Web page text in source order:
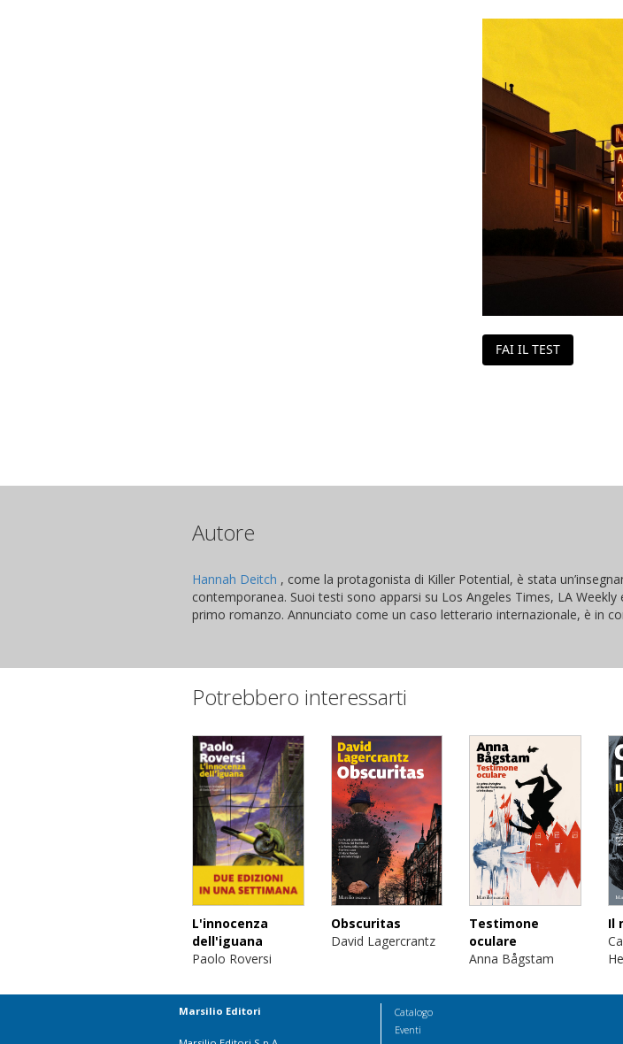
FAI IL TEST
Autore
Hannah Deitch , come la protagonista di Killer Potential, è stata
contemporanea. Suoi testi sono apparsi su Los Angeles Times, LA
primo romanzo. Annunciato come un caso letterario internazionale, è in
Potrebbero interessarti
L'innocenza
dell'iguana
Paolo Roversi
Obscuritas
David Lagercrantz
Testimone
oculare
Anna Bågstam
Il
Marsilio Editori
Catalogo
Eventi